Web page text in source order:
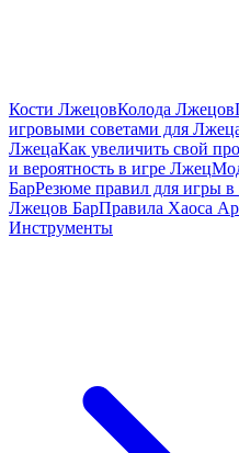
Кости ЛжецовКолода Лжецов
игровыми советами для
ЛжецаКак увеличить свой
и вероятность в игре Лжец
БарРезюме правил для игры в
Лжецов БарПравила Хаоса
Инструменты